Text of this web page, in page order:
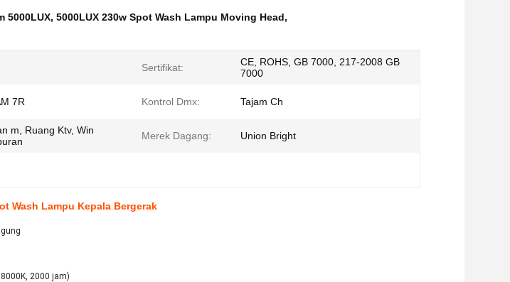
5000LUX, 5000LUX 230w Spot Wash Lampu Moving Head,
Sertifikat:
CE, ROHS, GB 7000, 217-2008 GB
7000
7R Kontrol Dmx: Tajam Ch
m, Ruang Ktv, Win
Merek Dagang: Union Bright
Wash Lampu Kepala Bergerak
2000 jam)